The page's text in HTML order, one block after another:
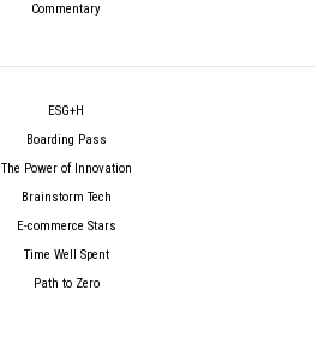
Commentary
ESG+H
Boarding Pass
The Power of Innovation
Brainstorm Tech
E-commerce Stars
Time Well Spent
Path to Zero